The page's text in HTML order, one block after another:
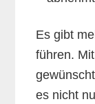
Es gibt
führen.
es nicht